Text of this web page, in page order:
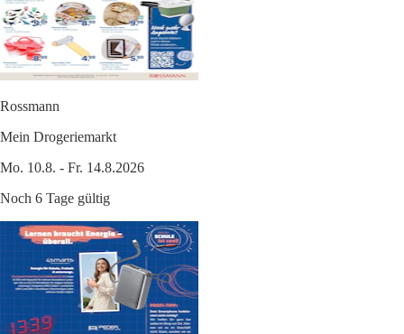
Rossmann
Mein Drogeriemarkt
Mo. 10.8. - Fr. 14.8.2026
Noch 6 Tage gültig